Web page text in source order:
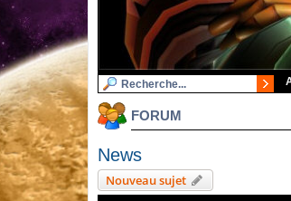
FORUM
News
Nouveau sujet